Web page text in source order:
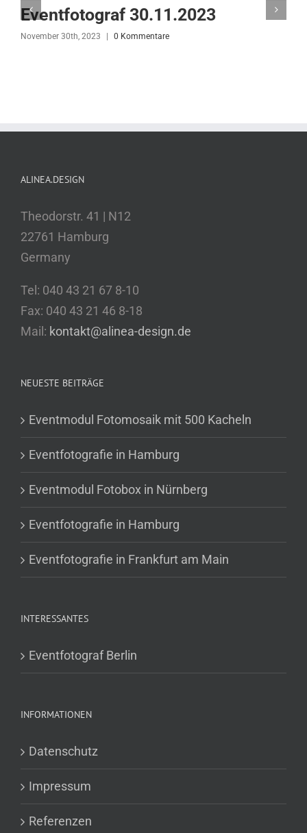
Eventfotograf 30.11.2023
November 30th, 2023 | 0 Kommentare
ALINEA.DESIGN
Theodorstr. 41 | N12
22761 Hamburg
Germany
Tel: 040 43 21 67 8-10
Fax: 040 43 21 46 8-18
Mail: kontakt@alinea-design.de
NEUESTE BEITRÄGE
Eventmodul Fotomosaik mit 500 Kacheln
Eventfotografie in Hamburg
Eventmodul Fotobox in Nürnberg
Eventfotografie in Hamburg
Eventfotografie in Frankfurt am Main
INTERESSANTES
Eventfotograf Berlin
INFORMATIONEN
Datenschutz
Impressum
Referenzen